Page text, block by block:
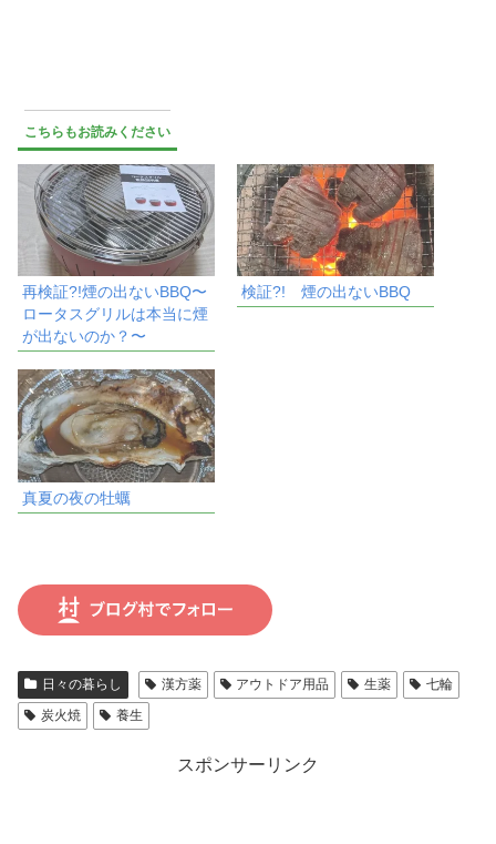
こちらもお読みください
再検証?!煙の出ないBBQ〜
ロータスグリルは本当に煙
が出ないのか？〜
検証?! 煙の出ないBBQ
真夏の夜の牡蠣
日々の暮らし 漢方薬 アウトドア用品 生薬
七輪
炭火焼
養生
スポンサーリンク